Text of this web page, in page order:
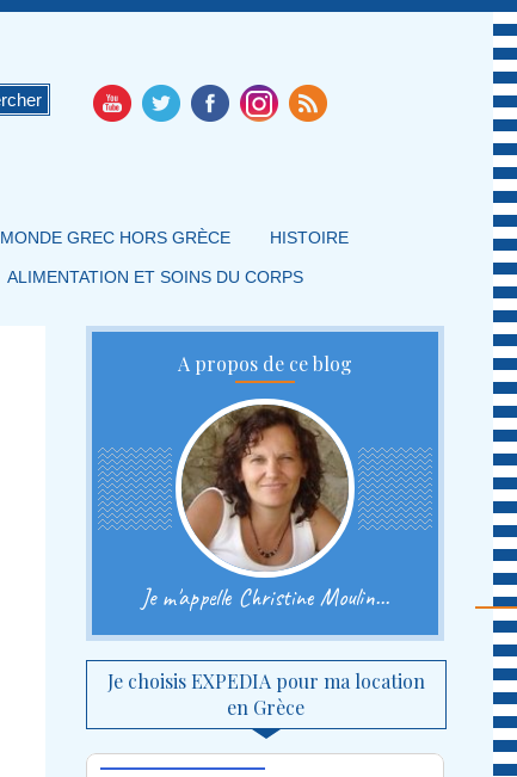
MONDE GREC HORS GRÈCE HISTOIRE
ALIMENTATION ET SOINS DU CORPS
A propos de ce blog
Je m'appelle Christine Moulin...
Je choisis EXPEDIA pour ma location
en Grèce